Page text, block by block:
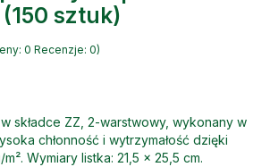
sztuk)
0 Recenzje: 0)
składce ZZ, 2-warstwowy, wykonany w
chłonność i wytrzymałość dzięki
Wymiary listka: 21,5 x 25,5 cm.